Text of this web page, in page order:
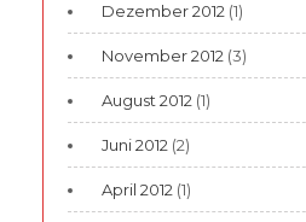
Dezember 2012 (1)
November 2012 (3)
August 2012 (1)
Juni 2012 (2)
April 2012 (1)